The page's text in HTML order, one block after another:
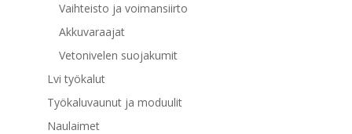
Vaihteisto ja voimansiirto
Akkuvaraajat
Vetonivelen suojakumit
Lvi työkalut
Työkaluvaunut ja moduulit
Naulaimet